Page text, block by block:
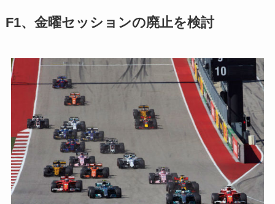
F1、金曜セッションの廃止を検討